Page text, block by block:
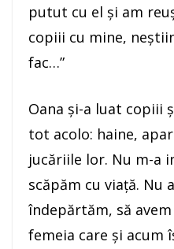
putut cu el şi am
copiii cu mine,
fac…”
Oana şi-a luat copiii
tot acolo: haine,
jucăriile lor. Nu m-a
scăpăm cu viaţă. Nu
îndepărtăm, să
femeia care şi acum